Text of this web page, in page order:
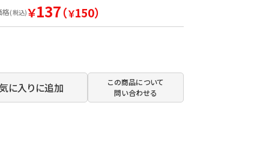
格(税込)￥137（￥150）
に入りに追加
この商品について
問い合わせる